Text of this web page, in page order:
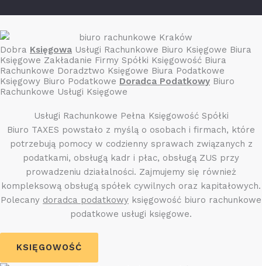
Dobra Księgowa Usługi Rachunkowe Biuro Księgowe Biura
Księgowe Zakładanie Firmy Spółki Księgowość Biura
Rachunkowe Doradztwo Księgowe Biura Podatkowe
Księgowy Biuro Podatkowe Doradca Podatkowy Biuro
Rachunkowe Usługi Księgowe
Usługi Rachunkowe Pełna Księgowość Spółki
Biuro TAXES powstało z myślą o osobach i firmach, które
potrzebują pomocy w codzienny sprawach związanych z
podatkami, obsługą kadr i płac, obsługą ZUS przy
prowadzeniu działalności. Zajmujemy się również
kompleksową obsługą spółek cywilnych oraz kapitałowych.
Polecany doradca podatkowy księgowość biuro rachunkowe
podatkowe usługi księgowe.
KSIĘGOWOŚĆ